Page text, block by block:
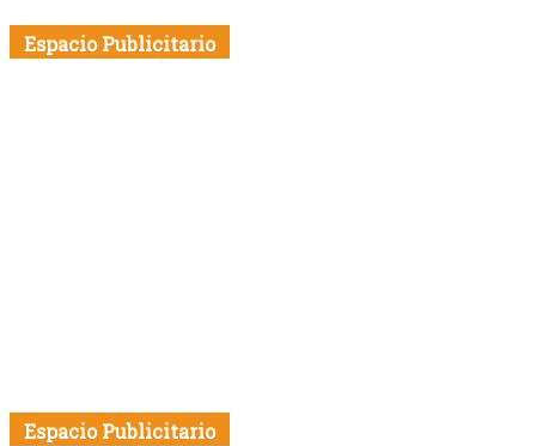
Espacio Publicitario
Espacio Publicitario